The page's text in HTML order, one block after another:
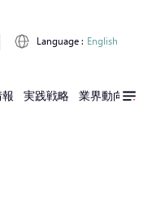
実践戦略 業界動向 実
Language : English